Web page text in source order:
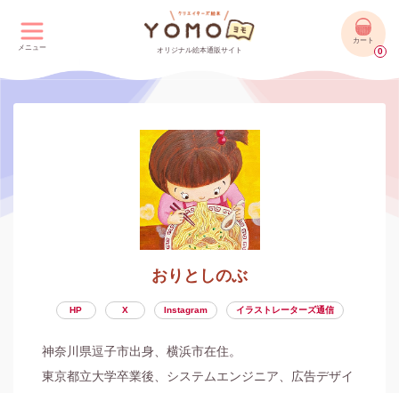
メニュー オリジナル絵本通販サイト
カート
0
おりとしのぶ
HP X Instagram イラストレーターズ通信
神奈川県逗子市出身、横浜市在住。
東京都立大学卒業後、システムエンジニア、広告デザイ